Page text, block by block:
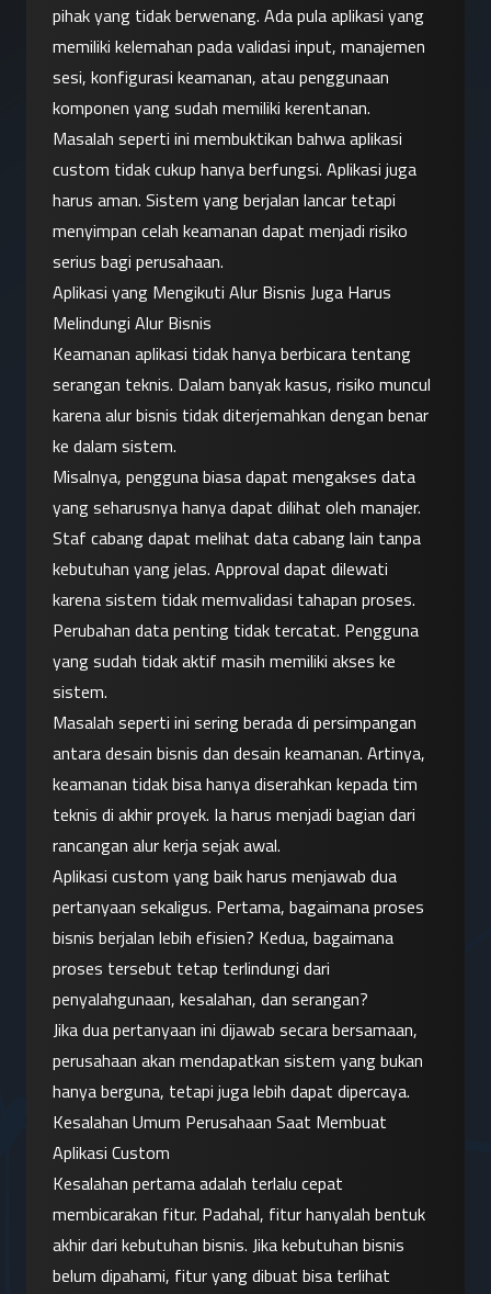
pihak yang tidak berwenang. Ada pula aplikasi yang
memiliki kelemahan pada validasi input, manajemen
sesi, konfigurasi keamanan, atau penggunaan
komponen yang sudah memiliki kerentanan.
Masalah seperti ini membuktikan bahwa aplikasi
custom tidak cukup hanya berfungsi. Aplikasi juga
harus aman. Sistem yang berjalan lancar tetapi
menyimpan celah keamanan dapat menjadi risiko
serius bagi perusahaan.
Aplikasi yang Mengikuti Alur Bisnis Juga Harus
Melindungi Alur Bisnis
Keamanan aplikasi tidak hanya berbicara tentang
serangan teknis. Dalam banyak kasus, risiko muncul
karena alur bisnis tidak diterjemahkan dengan benar
ke dalam sistem.
Misalnya, pengguna biasa dapat mengakses data
yang seharusnya hanya dapat dilihat oleh manajer.
Staf cabang dapat melihat data cabang lain tanpa
kebutuhan yang jelas. Approval dapat dilewati
karena sistem tidak memvalidasi tahapan proses.
Perubahan data penting tidak tercatat. Pengguna
yang sudah tidak aktif masih memiliki akses ke
sistem.
Masalah seperti ini sering berada di persimpangan
antara desain bisnis dan desain keamanan. Artinya,
keamanan tidak bisa hanya diserahkan kepada tim
teknis di akhir proyek. Ia harus menjadi bagian dari
rancangan alur kerja sejak awal.
Aplikasi custom yang baik harus menjawab dua
pertanyaan sekaligus. Pertama, bagaimana proses
bisnis berjalan lebih efisien? Kedua, bagaimana
proses tersebut tetap terlindungi dari
penyalahgunaan, kesalahan, dan serangan?
Jika dua pertanyaan ini dijawab secara bersamaan,
perusahaan akan mendapatkan sistem yang bukan
hanya berguna, tetapi juga lebih dapat dipercaya.
Kesalahan Umum Perusahaan Saat Membuat
Aplikasi Custom
Kesalahan pertama adalah terlalu cepat
membicarakan fitur. Padahal, fitur hanyalah bentuk
akhir dari kebutuhan bisnis. Jika kebutuhan bisnis
belum dipahami, fitur yang dibuat bisa terlihat